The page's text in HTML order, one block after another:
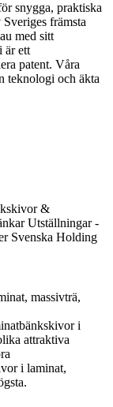
snygga, praktiska
främsta
med sitt
är ett
patent. Våra
teknologi och äkta
massivträ,
i
attraktiva
i laminat,